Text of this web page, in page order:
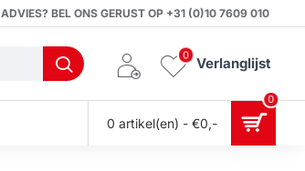
BEL ONS GERUST OP +31 (0)10 7609 010
Verlanglijst
0
0 artikel(en) - €0,-
0